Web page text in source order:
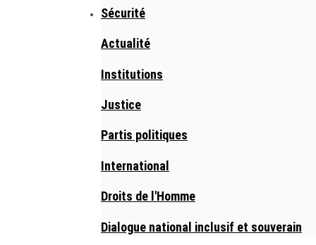
Sécurité
Actualité
Institutions
Justice
Partis politiques
International
Droits de l'Homme
Dialogue national inclusif et souverain